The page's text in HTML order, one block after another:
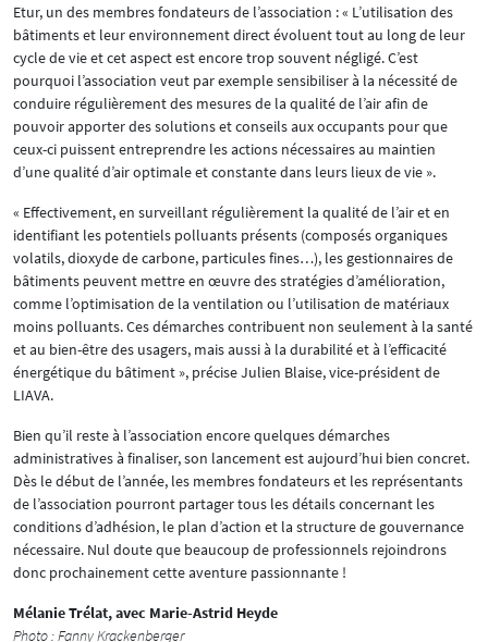
Etur, un des membres fondateurs de l’association : « L’utilisation des
bâtiments et leur environnement direct évoluent tout au long de leur
cycle de vie et cet aspect est encore trop souvent négligé. C’est
pourquoi l’association veut par exemple sensibiliser à la nécessité de
conduire régulièrement des mesures de la qualité de l’air afin de
pouvoir apporter des solutions et conseils aux occupants pour que
ceux-ci puissent entreprendre les actions nécessaires au maintien
d’une qualité d’air optimale et constante dans leurs lieux de vie ».
« Effectivement, en surveillant régulièrement la qualité de l’air et en
identifiant les potentiels polluants présents (composés organiques
volatils, dioxyde de carbone, particules fines…), les gestionnaires de
bâtiments peuvent mettre en œuvre des stratégies d’amélioration,
comme l’optimisation de la ventilation ou l’utilisation de matériaux
moins polluants. Ces démarches contribuent non seulement à la santé
et au bien-être des usagers, mais aussi à la durabilité et à l’efficacité
énergétique du bâtiment », précise Julien Blaise, vice-président de
LIAVA.
Bien qu’il reste à l’association encore quelques démarches
administratives à finaliser, son lancement est aujourd’hui bien concret.
Dès le début de l’année, les membres fondateurs et les représentants
de l’association pourront partager tous les détails concernant les
conditions d’adhésion, le plan d’action et la structure de gouvernance
nécessaire. Nul doute que beaucoup de professionnels rejoindrons
donc prochainement cette aventure passionnante !
Mélanie Trélat, avec Marie-Astrid Heyde
Photo : Fanny Krackenberger